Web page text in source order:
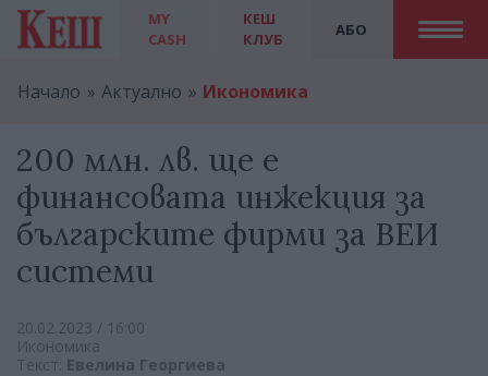
MY
CASH
АБО
КЕШ
КЛУБ
Начало Актуално Икономика
200 млн. лв. ще е
финансовата инжекция за
българските фирми за ВЕИ
системи
20.02.2023 / 16:00
Икономика
Текст: Евелина Георгиева